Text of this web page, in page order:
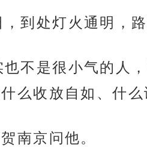
到处灯火通明，
也不是很小气的人
么收放自如、什
南京问他。